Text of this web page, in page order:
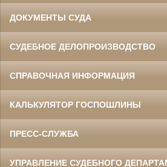
ДОКУМЕНТЫ СУДА
СУДЕБНОЕ ДЕЛОПРОИЗВОДСТВО
СПРАВОЧНАЯ ИНФОРМАЦИЯ
КАЛЬКУЛЯТОР ГОСПОШЛИНЫ
ПРЕСС-СЛУЖБА
УПРАВЛЕНИЕ СУДЕБНОГО